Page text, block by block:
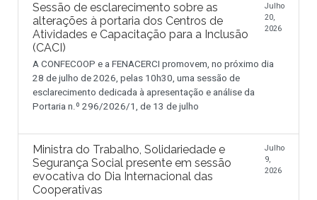
Sessão de esclarecimento sobre as
alterações à portaria dos Centros de
Atividades e Capacitação para a Inclusão
(CACI)
Julho
20,
2026
A CONFECOOP e a FENACERCI promovem, no próximo dia
28 de julho de 2026, pelas 10h30, uma sessão de
esclarecimento dedicada à apresentação e análise da
Portaria n.º 296/2026/1, de 13 de julho
Ministra do Trabalho, Solidariedade e
Segurança Social presente em sessão
evocativa do Dia Internacional das
Cooperativas
Julho
9,
2026